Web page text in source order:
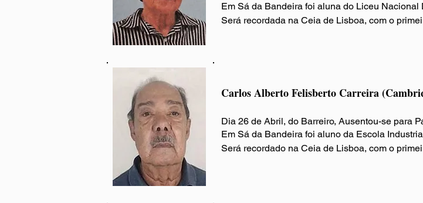
Em Sá da Bandeira foi aluna do Liceu Nacional
Será recordada na Ceia de Lisboa, com o
Carlos Alberto Felisberto Carreira
Dia 26 de Abril, do Barreiro, Ausentou-se para
Em Sá da Bandeira foi aluno da Escola
Será recordado na Ceia de Lisboa, com o